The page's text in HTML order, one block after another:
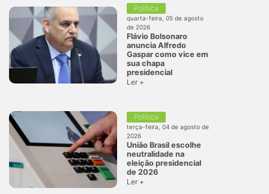
Política
quarta-feira, 05 de agosto
de 2026
Flávio Bolsonaro
anuncia Alfredo
Gaspar como vice em
sua chapa
presidencial
Ler +
Política
terça-feira, 04 de agosto de
2026
União Brasil escolhe
neutralidade na
eleição presidencial
de 2026
Ler +